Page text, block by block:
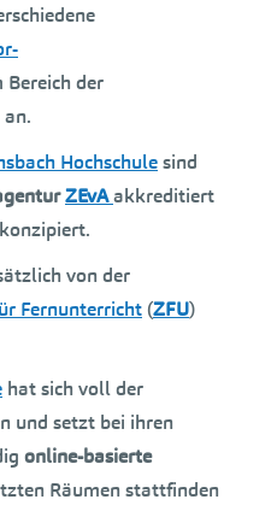
Bereich der
Hochschulesind
ZEvAakkreditiert
von der
Fernunterricht (ZFU)
hat sich voll der
und setzt bei ihren
online-basierte
Räumen stattfinden